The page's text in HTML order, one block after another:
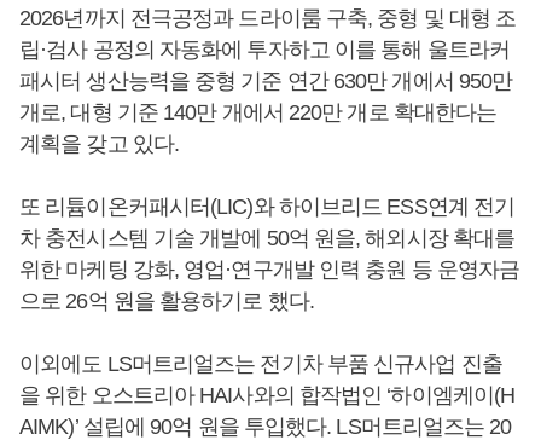
2026년까지 전극공정과 드라이룸 구축, 중형 및 대형 조
립·검사 공정의 자동화에 투자하고 이를 통해 울트라커
패시터 생산능력을 중형 기준 연간 630만 개에서 950만
개로, 대형 기준 140만 개에서 220만 개로 확대한다는
계획을 갖고 있다.
또 리튬이온커패시터(LIC)와 하이브리드 ESS연계 전기
차 충전시스템 기술 개발에 50억 원을, 해외시장 확대를
위한 마케팅 강화, 영업·연구개발 인력 충원 등 운영자금
으로 26억 원을 활용하기로 했다.
이외에도 LS머트리얼즈는 전기차 부품 신규사업 진출
을 위한 오스트리아 HAI사와의 합작법인 ‘하이엠케이(H
AIMK)’ 설립에 90억 원을 투입했다. LS머트리얼즈는 20